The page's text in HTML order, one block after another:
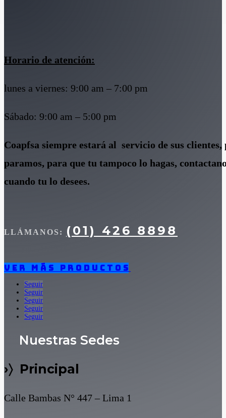
Horario de atención:
lunes a viernes: 9:00 am – 7:00 pm
Sábado: 9:00 am – 5:00 pm
Coapfsa siempre estará al servicio de sus clientes,
paramos, para que tu tampoco lo hagas,
cuando tu lo desees.
LLÁMANOS: (01) 426 8898
Ver más productos
Seguir
Seguir
Seguir
Seguir
Seguir
Nuestras Sedes
›〉 Principal
Calle Bambas N° 447 – Lima 1